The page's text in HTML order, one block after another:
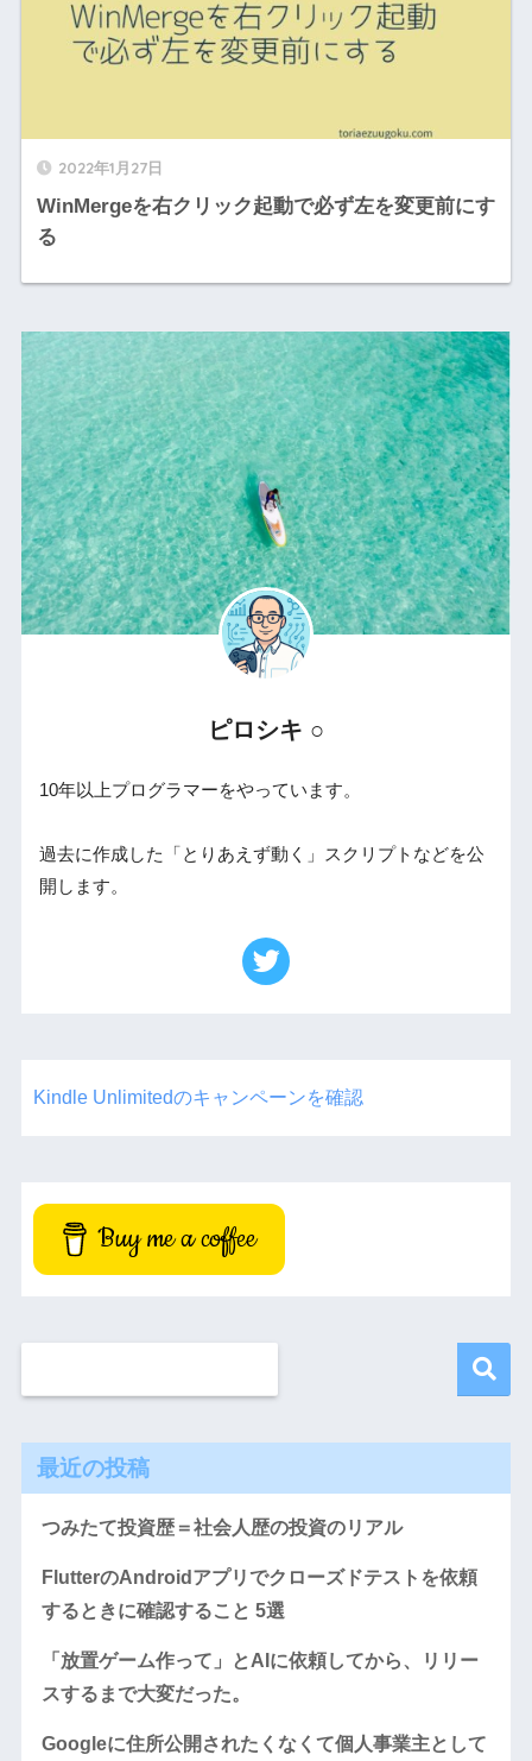
2022年1月27日
WinMergeを右クリック起動で必ず左を変更前にす
る
ピロシキ ○
10年以上プログラマーをやっています。
過去に作成した「とりあえず動く」スクリプトなどを公
開します。
Kindle Unlimitedのキャンペーンを確認
Buy me a coffee
最近の投稿
つみたて投資歴＝社会人歴の投資のリアル
FlutterのAndroidアプリでクローズドテストを依頼
するときに確認すること 5選
「放置ゲーム作って」とAIに依頼してから、リリー
スするまで大変だった。
Googleに住所公開されたくなくて個人事業主として